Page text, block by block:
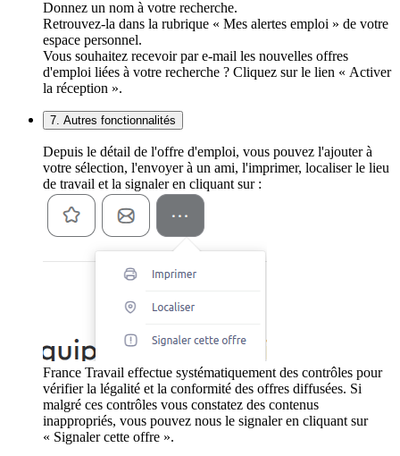
Donnez un nom à votre recherche.
Retrouvez-la dans la rubrique « Mes alertes emploi » de votre
espace personnel.
Vous souhaitez recevoir par e-mail les nouvelles offres
d'emploi liées à votre recherche ? Cliquez sur le lien « Activer
la réception ».
7. Autres fonctionnalités
Depuis le détail de l'offre d'emploi, vous pouvez l'ajouter à
votre sélection, l'envoyer à un ami, l'imprimer, localiser le lieu
de travail et la signaler en cliquant sur :
France Travail effectue systématiquement des contrôles pour
vérifier la légalité et la conformité des offres diffusées. Si
malgré ces contrôles vous constatez des contenus
inappropriés, vous pouvez nous le signaler en cliquant sur
« Signaler cette offre ».